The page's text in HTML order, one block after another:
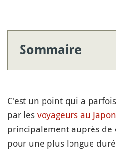
Sommaire
C'est un point qui a
par les voyageurs au Japon
principalement auprès
pour une plus longue